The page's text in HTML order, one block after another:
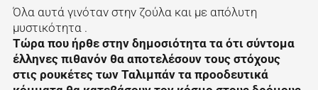
Όλα αυτά γινόταν στην ζούλα και με απόλυτη
μυστικότητα .
Τώρα που ήρθε στην δημοσιότητα τα ότι σύντομα
έλληνες πιθανόν θα αποτελέσουν τους στόχους
στις ρουκέτες των Ταλιμπάν τα προοδευτικά